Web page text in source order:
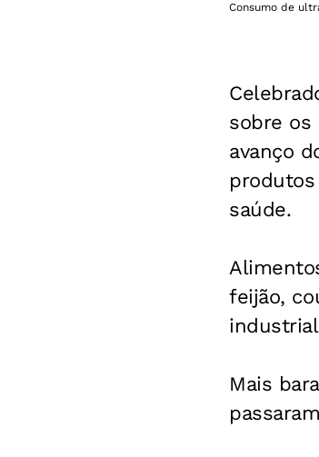
Consumo de
sobre os
avanço
saúde.
feijão,
Mais